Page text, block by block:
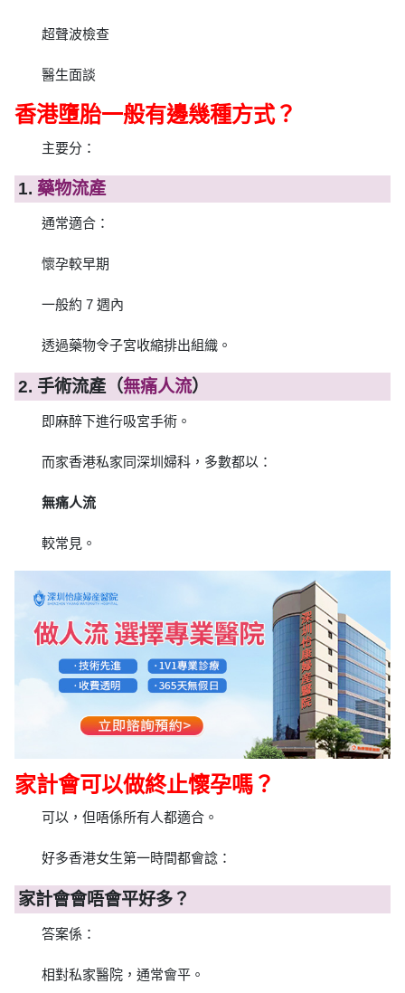
超聲波檢查
醫生面談
香港墮胎一般有邊幾種方式？
主要分：
1. 藥物流產
通常適合：
懷孕較早期
一般約 7 週內
透過藥物令子宮收縮排出組織。
2. 手術流產（無痛人流）
即麻醉下進行吸宮手術。
而家香港私家同深圳婦科，多數都以：
無痛人流
較常見。
家計會可以做終止懷孕嗎？
可以，但唔係所有人都適合。
好多香港女生第一時間都會諗：
家計會會唔會平好多？
答案係：
相對私家醫院，通常會平。